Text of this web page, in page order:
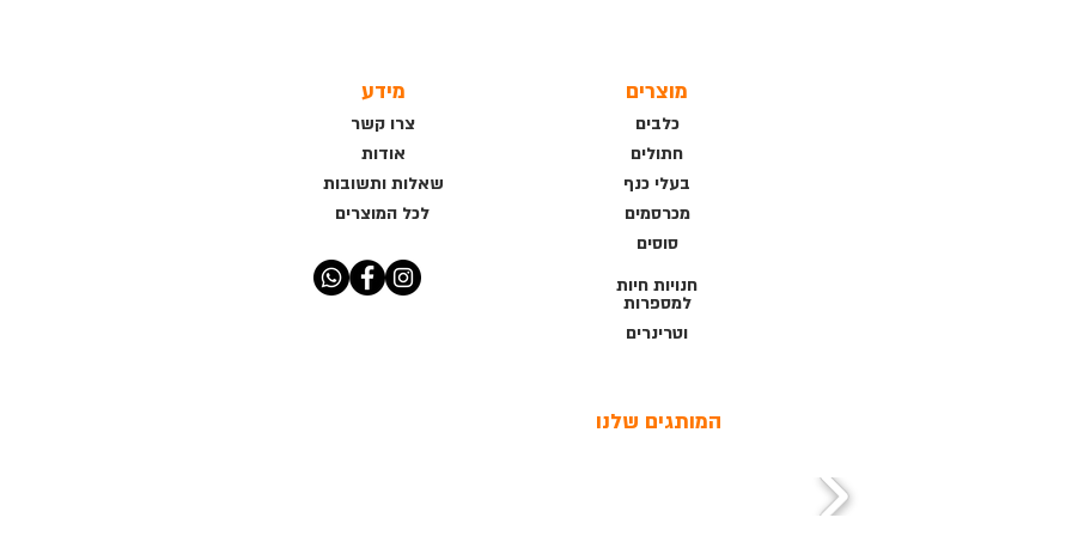
מידע
אודות
שאלות ותשובות
צרו קשר
לכל המוצרים
מוצרים
כלבים
חתולים
בעלי כנף
מכרסמים
סוסים
חנויות חיות
למספרות
וטרינרים
המותגים שלנו